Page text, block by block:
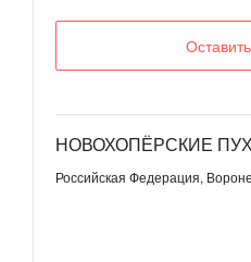
НОВОХОПЁРСКИЕ
Российская Федерация,